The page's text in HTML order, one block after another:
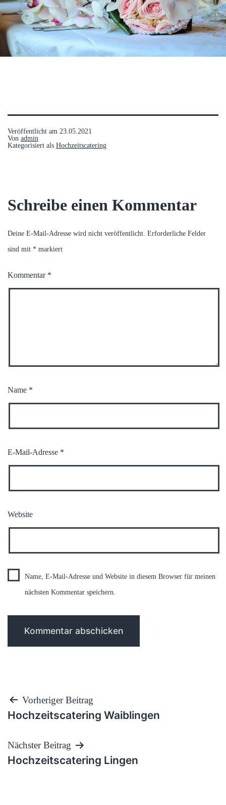
Veröffentlicht am 23.05.2021
Von admin
Kategorisiert als Hochzeitscatering
Schreibe einen Kommentar
Deine E-Mail-Adresse wird nicht veröffentlicht. Erforderliche Felder
sind mit * markiert
Kommentar *
Name *
E-Mail-Adresse *
Website
Name, E-Mail-Adresse und Website in diesem Browser für meinen
nächsten Kommentar speichern.
Beitragsnavigation
Vorheriger Beitrag
Hochzeitscatering Waiblingen
Nächster Beitrag
Hochzeitscatering Lingen